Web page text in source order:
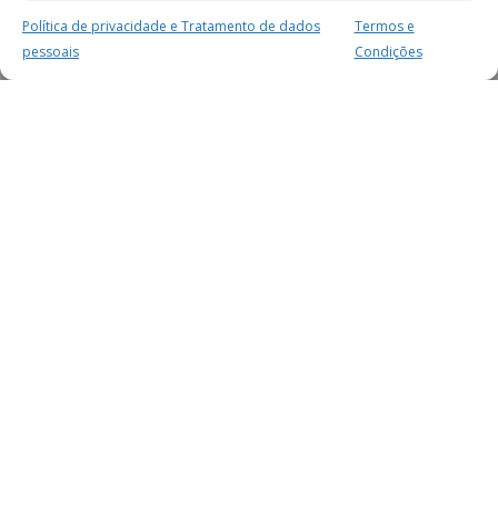
Política de privacidade e Tratamento de dados
pessoais
Termos e
Condições